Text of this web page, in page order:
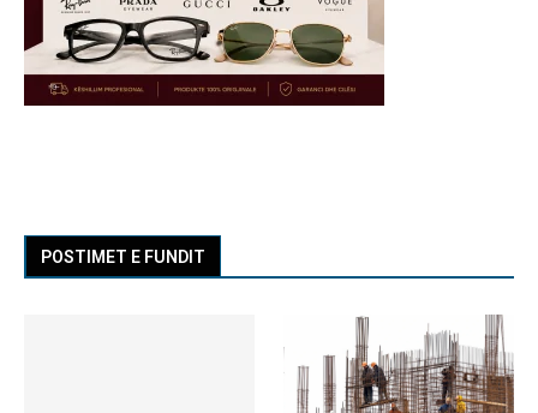
POSTIMET E FUNDIT